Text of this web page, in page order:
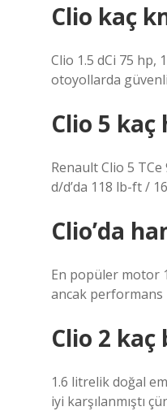
Clio kaç
Clio 1.5 dCi 75 hp,
otoyollarda
Clio 5 kaç
Renault Clio 5
d/d’da 118 lb-ft /
Clio’da
En popüler motor
ancak performans
Clio 2 kaç
1.6 litrelik doğal
iyi karşılanmıştı